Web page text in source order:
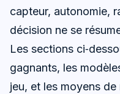
capteur, autonomie,
décision ne se
Les sections
gagnants, les
jeu, et les moyens